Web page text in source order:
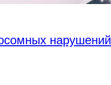
нарушений